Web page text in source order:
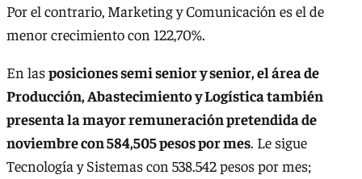
Por el contrario, Marketing y Comunicación es el de
menor crecimiento con 122,70%.
En lasposiciones semi senior y senior, el área de
Producción, Abastecimiento y Logística también
presenta la mayor remuneración pretendida de
noviembre con 584,505 pesos por mes. Le sigue
Tecnología y Sistemas con 538.542 pesos por mes;